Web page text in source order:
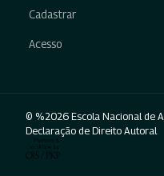
Cadastrar
Acesso
© %2026 Escola Nacional de
Declaração de Direito Autoral